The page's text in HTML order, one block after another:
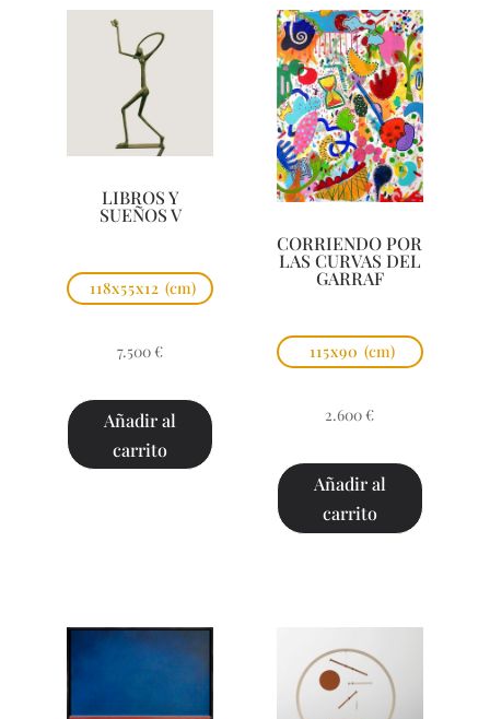
LIBROS Y
SUEÑOS V
118x55x12 (cm)
7.500 €
Añadir al
carrito
CORRIENDO POR
LAS CURVAS DEL
GARRAF
115x90 (cm)
2.600 €
Añadir al
carrito